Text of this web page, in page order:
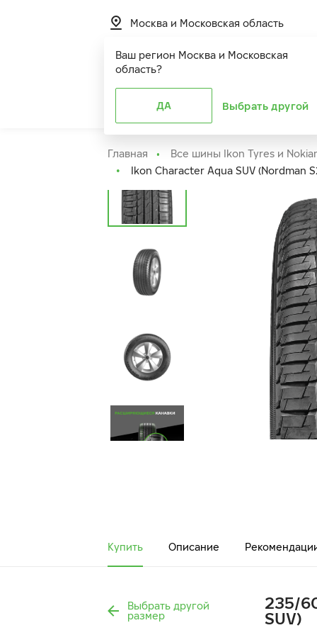
Ваш регион Москва и Московская
область?
ДА Выбрать другой
Москва и Московская область
Расширенная
Главная Все шины Ikon Tyres и
Ikon Character Aqua SUV (Nordman
Купить Описание
Выбрать другой
размер
235/
SUV)